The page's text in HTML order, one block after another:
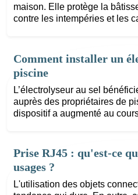
maison. Elle protège la
contre les intempéries et les
Comment installer un
piscine
L’électrolyseur au sel
auprès des propriétaires de
dispositif a augmenté au
Prise RJ45 : qu'est-ce
usages ?
L'utilisation des objets